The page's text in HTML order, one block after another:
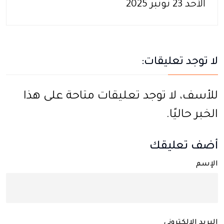
الأحد 23 نونبر 2025
لا توجد تعليقات:
للأسف، لا توجد تعليقات متاحة على هذا
الخبر حاليًا.
أضف تعليقك
الإسم